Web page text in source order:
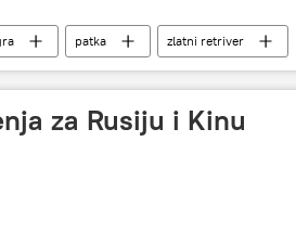
patka zlatni retriver
za Rusiju i Kinu